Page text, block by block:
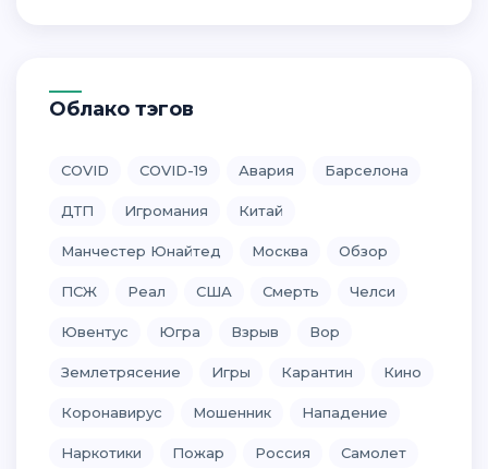
Облако тэгов
COVID COVID-19 Авария Барселона
ДТП Игромания Китай
Манчестер Юнайтед Москва Обзор
ПСЖ Реал США Смерть Челси
Ювентус Югра Взрыв Вор
Землетрясение Игры Карантин Кино
Коронавирус Мошенник Нападение
Наркотики Пожар Россия Самолет